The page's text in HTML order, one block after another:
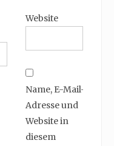
Website
Name, E-Mail-
Adresse und
Website in
diesem